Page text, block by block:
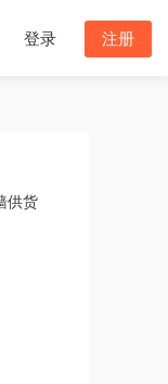
登录 注册
供货